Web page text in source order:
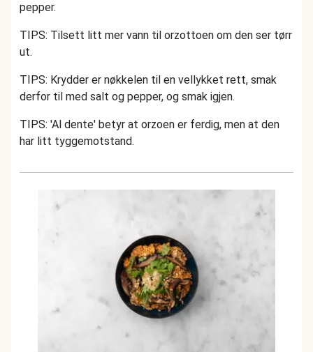
pepper.
TIPS: Tilsett litt mer vann til orzottoen om den ser tørr
ut.
TIPS: Krydder er nøkkelen til en vellykket rett, smak
derfor til med salt og pepper, og smak igjen.
TIPS: 'Al dente' betyr at orzoen er ferdig, men at den
har litt tyggemotstand.